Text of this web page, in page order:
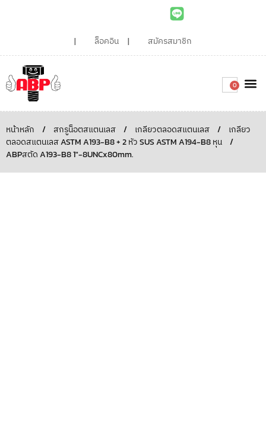
ล็อคอิน สมัครสมาชิก
0
หน้าหลัก / สกรูน็อตสแตนเลส / เกลียวตลอดสแตนเลส /
เกลียว
ตลอดสแตนเลส ASTM A193-B8 + 2 หัว SUS ASTM A194-B8 หุน
/
ABPสตัด A193-B8 1″-8UNCx80mm.